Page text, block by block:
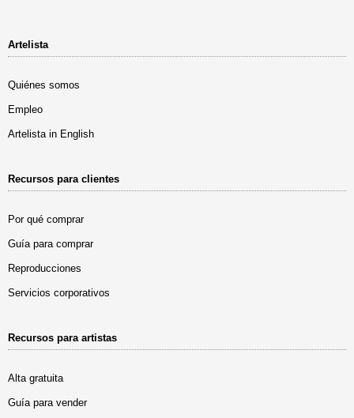
Artelista
Quiénes somos
Empleo
Artelista in English
Recursos para clientes
Por qué comprar
Guía para comprar
Reproducciones
Servicios corporativos
Recursos para artistas
Alta gratuita
Guía para vender